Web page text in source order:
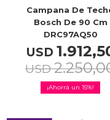
Campana De
Bosch De 90 Cm
DRC97AQ50
USD
USD
15